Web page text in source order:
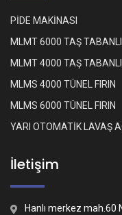
PİDE MAKİNASI
MLMT 6000 TAŞ TABANLI
MLMT 4000 TAŞ TABANLI
MLMS 4000 TÜNEL FIRIN
MLMS 6000 TÜNEL FIRIN
YARI OTOMATİK LAVAŞ
İletişim
Hanlı merkez mah.60